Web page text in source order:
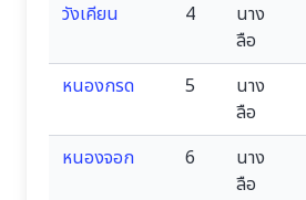
วังเคียน 4
นาง
ลือ
หนองกรด 5
นาง
ลือ
หนองจอก 6
นาง
ลือ